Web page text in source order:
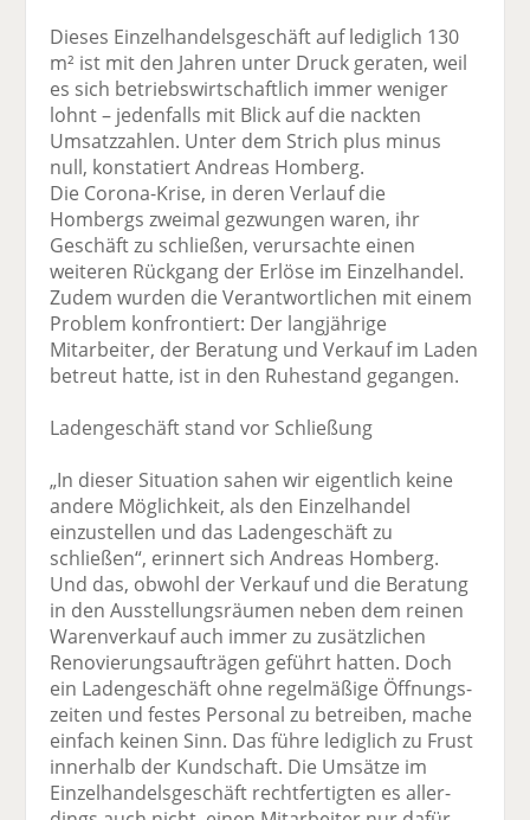
Dieses Einzelhandelsgeschäft auf lediglich 130
m² ist mit den Jahren unter Druck ge­raten, weil
es sich betriebswirtschaftlich immer weniger
lohnt – jedenfalls mit Blick auf die nackten
Umsatzzahlen. Unter dem Strich plus minus
null, konstatiert Andreas Homberg.
Die Corona-Krise, in deren Verlauf die
Hombergs zweimal gezwungen waren, ihr
Geschäft zu schließen, verursachte einen
weiteren Rückgang der Erlöse im Einzelhandel.
Zudem wurden die Verantwortlichen mit einem
Problem konfrontiert: Der langjährige
Mitarbeiter, der Beratung und Verkauf im Laden
betreut hatte, ist in den Ruhestand ge­gangen.
Ladengeschäft stand vor Schließung
„In dieser Situation sahen wir eigentlich keine
andere Möglichkeit, als den Einzelhandel
einzustellen und das Ladengeschäft zu
schließen“, erinnert sich Andreas Homberg.
Und das, obwohl der Verkauf und die Beratung
in den Ausstellungsräumen neben dem reinen
Warenverkauf auch immer zu zu­sätzlichen
Renovierungs­aufträgen geführt hatten. Doch
ein Ladengeschäft ohne regelmäßige Öffnungs­
zeiten und festes Personal zu be­treiben, mache
einfach keinen Sinn. Das führe lediglich zu Frust
innerhalb der Kundschaft. Die Um­sätze im
Einzelhandelsgeschäft rechtfertigten es aller­